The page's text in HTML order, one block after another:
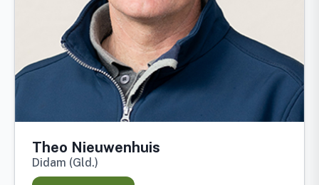
Theo Nieuwenhuis
Didam (Gld.)